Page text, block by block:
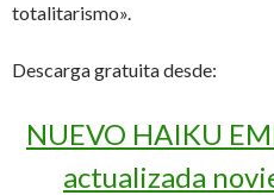
totalitarismo».
Descarga gratuita desde:
NUEVO HAIKU
actualizada